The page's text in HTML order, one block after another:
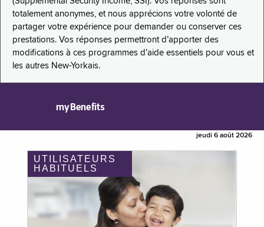
totalement anonymes, et nous apprécions votre volonté de
partager votre expérience pour demander ou conserver ces
prestations. Vos réponses permettront d’apporter des
modifications à ces programmes d’aide essentiels pour vous et
les autres New-Yorkais.
myBenefits
jeudi 6 août 2026
UTILISATEURS
HABITUELS